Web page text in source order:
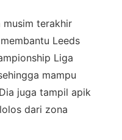
musim terakhir
Leeds
Liga
mampu
juga tampil apik
dari zona